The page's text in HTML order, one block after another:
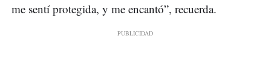
me sentí protegida, y me encantó”, recuerda.